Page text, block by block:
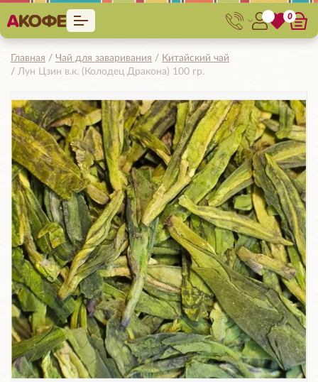
0
Главная Чай для заваривания
Китайский чай
Лун Цзин в.к. (Колодец Дракона) 100 гр.